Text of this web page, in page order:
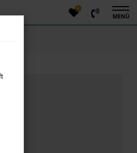
0
MENÜ